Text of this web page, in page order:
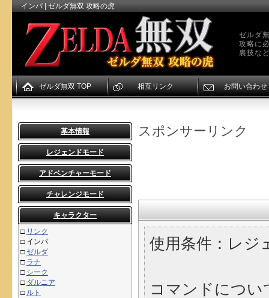
インパ | ゼルダ無双 攻略の虎
ゼルダ
攻略に
裏技な
基本情報
レジェンドモード
アドベンチャーモード
チャレンジモード
キャラクター
□ リンク
□ インパ
□ゼルダ
□ ラナ
□ シーク
□ ダルニア
□ ルト
スポンサーリンク
使用条件：レジ
コマンドにつ
ゼルダ無双 TOP 相互リンク お問い合わせ